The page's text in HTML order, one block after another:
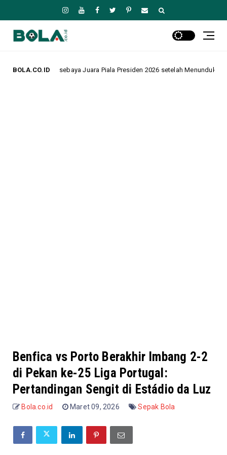
BOLA.CO.ID
Juara Piala Presiden 2026 setelah Menundukkan Persib dalam Drama
Benfica vs Porto Berakhir Imbang 2-2
di Pekan ke-25 Liga Portugal:
Pertandingan Sengit di Estádio da Luz
Bola.co.id Maret 09, 2026 Sepak Bola